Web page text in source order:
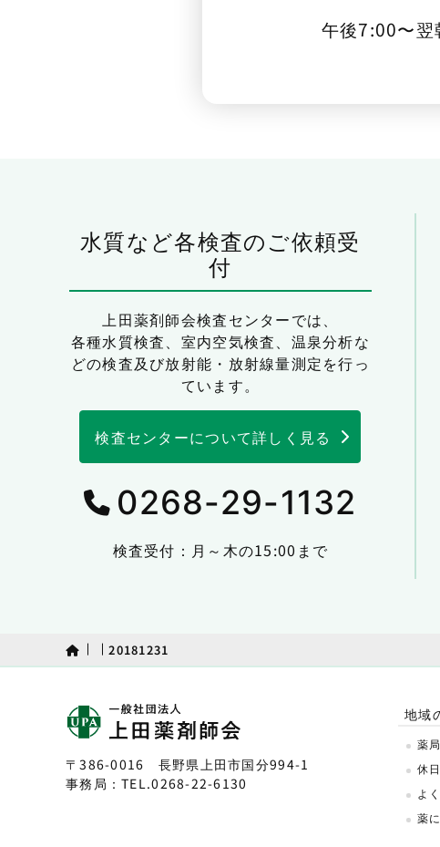
午後7:00〜翌
水質など各検査のご依頼受
付
上田薬剤師会検査センターでは、
各種水質検査、室内空気検査、温泉分析な
どの検査及び放射能・放射線量測定を行っ
ています。
検査センターについて詳しく見る
0268-29-1132
検査受付：月～木の15:00まで
20181231
〒386-0016 長野県上田市国分994-1
事務局：TEL.0268-22-6130
地域
薬
休
よ
薬